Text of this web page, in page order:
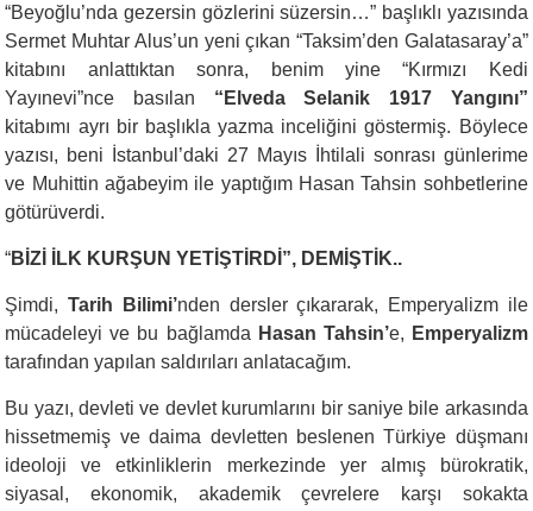
“Beyoğlu’nda gezersin gözlerini süzersin…” başlıklı yazısında
Sermet Muhtar Alus’un yeni çıkan “Taksim’den Galatasaray’a”
kitabını anlattıktan sonra, benim yine “Kırmızı Kedi
Yayınevi”nce basılan “Elveda Selanik 1917 Yangını”
kitabımı ayrı bir başlıkla yazma inceliğini göstermiş. Böylece
yazısı, beni İstanbul’daki 27 Mayıs İhtilali sonrası günlerime
ve Muhittin ağabeyim ile yaptığım Hasan Tahsin sohbetlerine
götürüverdi.
“BİZİ İLK KURŞUN YETİŞTİRDİ”, DEMİŞTİK..
Şimdi,Tarih Bilimi’nden dersler çıkararak, Emperyalizm ile
mücadeleyi ve bu bağlamda Hasan Tahsin’e, Emperyalizm
tarafından yapılan saldırıları anlatacağım.
Bu yazı, devleti ve devlet kurumlarını bir saniye bile arkasında
hissetmemiş ve daima devletten beslenen Türkiye düşmanı
ideoloji ve etkinliklerin merkezinde yer almış bürokratik,
siyasal, ekonomik, akademik çevrelere karşı sokakta